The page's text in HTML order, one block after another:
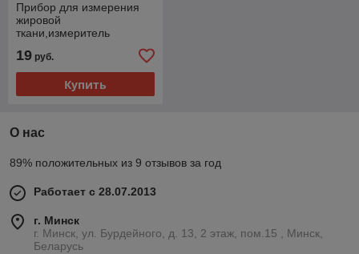
Прибор для измерения
жировой
ткани,измеритель
Калипер
19 руб.
Купить
О нас
89% положительных из 9 отзывов за год
Работает с 28.07.2013
г. Минск
г. Минск, ул. Бурдейного, д. 13, 2 этаж, пом.15 , Минск,
Беларусь